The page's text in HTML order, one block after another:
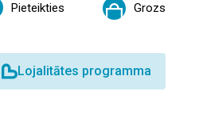
Pieteikties Grozs
Lojalitātes programma